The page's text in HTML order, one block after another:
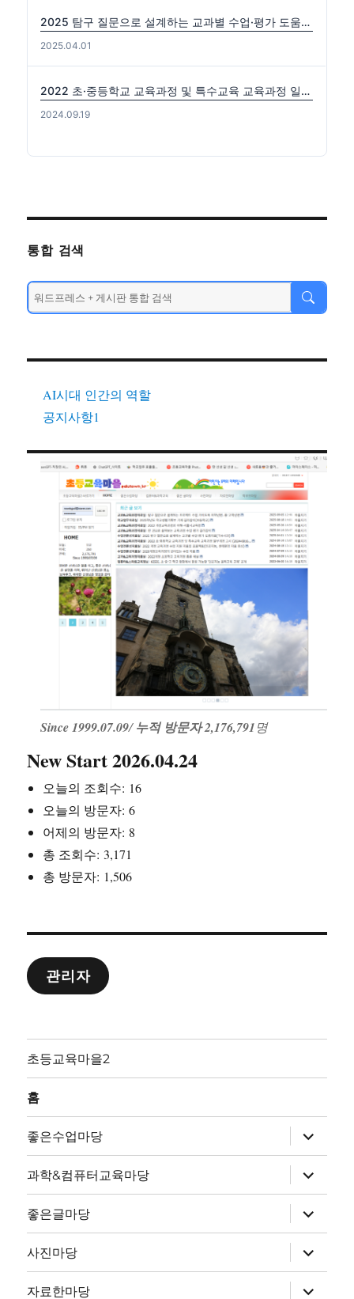
2025 탐구 질문으로 설계하는 교과별 수업·평가 도움자료(국수사과)
2025.04.01
2022 초·중등학교 교육과정 및 특수교육 교육과정 일부개정 고시 (2024-0816) 출처: https://edutown.tistory.com/1594 [초등교육마을2:티스토리]
2024.09.19
통합 검색
AI시대 인간의 역할
공지사항1
Since 1999.07.09/누적 방문자 2,176,791명
New Start 2026.04.24
오늘의 조회수: 16
오늘의 방문자:6
어제의 방문자: 8
총 조회수: 3,171
총 방문자: 1,506
관리자
초등교육마을2
홈
좋은수업마당
위
메
뉴
확
장
과학&컴퓨터교육마당
위
메
뉴
확
장
좋은글마당
위
메
뉴
확
장
사진마당
위
메
뉴
자료한마당